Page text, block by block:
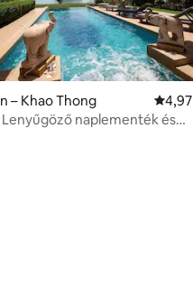
– Khao Thong
Lenyűgöző naplementék és